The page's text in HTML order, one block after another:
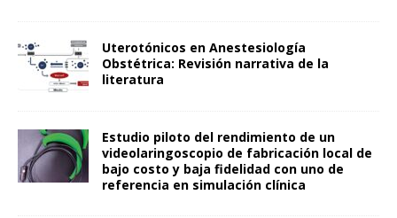
Uterotónicos en Anestesiología
Obstétrica: Revisión narrativa de la
literatura
Estudio piloto del rendimiento de un
videolaringoscopio de fabricación local de
bajo costo y baja fidelidad con uno de
referencia en simulación clínica